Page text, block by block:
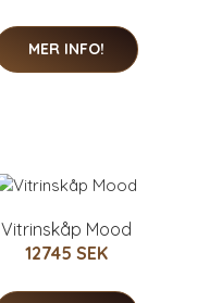
MER INFO!
Vitrinskåp Mood
12745 SEK